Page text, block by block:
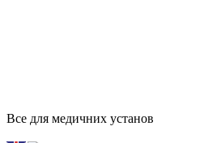
Все для медичних установ